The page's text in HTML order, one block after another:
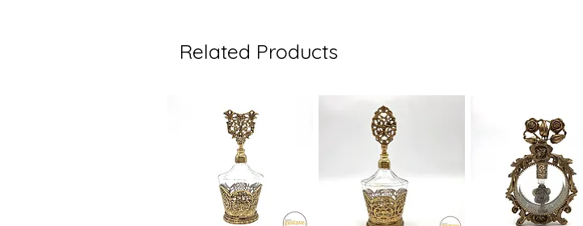
Related Products